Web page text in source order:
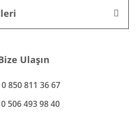
Ulaşın
0 850 811 36 67
0 506 493 98 40